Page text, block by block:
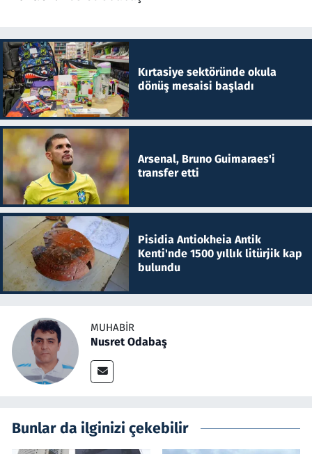
Kırtasiye sektöründe okula
dönüş mesaisi başladı
Arsenal, Bruno Guimaraes'i
transfer etti
Pisidia Antiokheia Antik
Kenti'nde 1500 yıllık litürjik kap
bulundu
MUHABIR
Nusret Odabaş
Bunlar da ilginizi çekebilir